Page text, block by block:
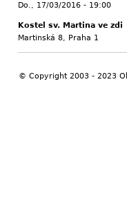
Do., 17/03/2016 - 19:00
Kostel sv. Martina ve zdi
Martinská 8, Praha 1
© Copyright 2003 - 2023